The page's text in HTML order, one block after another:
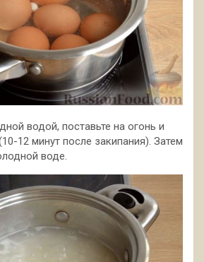
водой, поставьте на огонь и
12 минут после закипания). Затем
воде.